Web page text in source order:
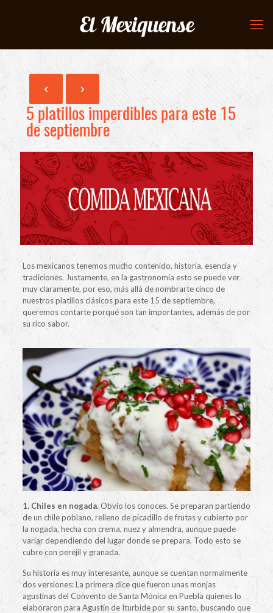
El Mexiquense
5 platillos imperdibles para este 15
de septiembre
Los mexicanos tenemos mucho contenido, historia, esencia y
tradiciones. Justamente, en la gastronomía esto se puede ver
muy claramente, por eso, más allá de nombrarte cinco de
nuestros platillos clásicos para este 15 de septiembre,
queremos contarte porqué son tan importantes, además de por
su rico sabor.
1. Chiles en nogada.Obvio los conoces. Se preparan partiendo
de un chile poblano, relleno de picadillo de frutas y cubierto por
la nogada, hecha con crema, nuez y almendra, aunque puede
variar dependiendo del lugar donde se prepara. Todo esto se
cubre con perejil y granada.
Su historia es muy interesante, aunque se cuentan normalmente
dos versiones: La primera dice que fueron unas monjas
agustinas del Convento de Santa Mónica en Puebla quienes lo
elaboraron para Agustín de Iturbide por su santo, buscando que